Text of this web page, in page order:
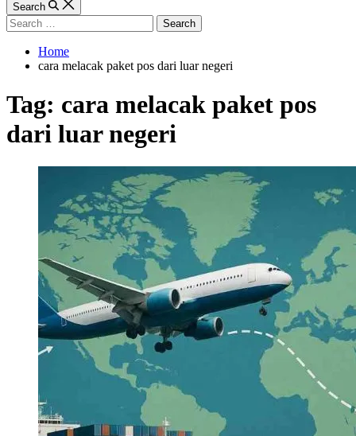
Search
Search
for:
Home
cara melacak paket pos dari luar negeri
Tag: cara melacak paket pos
dari luar negeri